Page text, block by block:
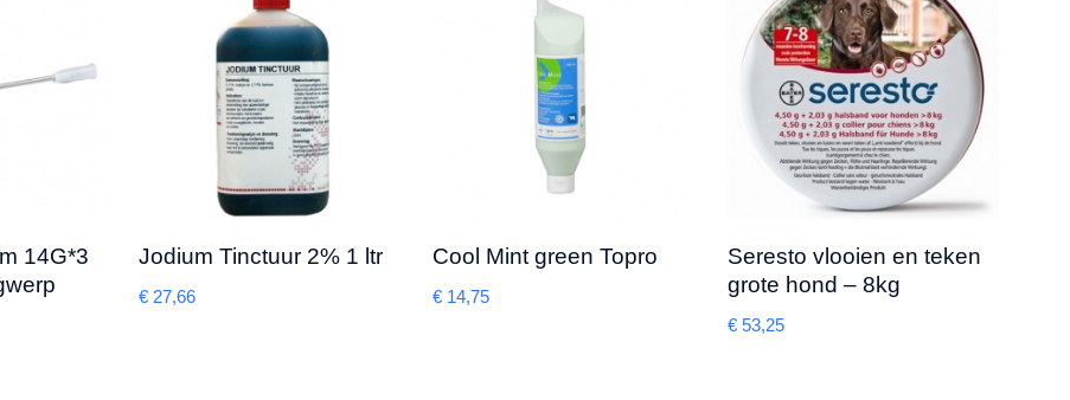
14G*3
Jodium Tinctuur 2% 1 ltr
€27,66
Cool Mint green Topro
€ 14,75
Seresto vlooien en teken
grote hond – 8kg
€ 53,25